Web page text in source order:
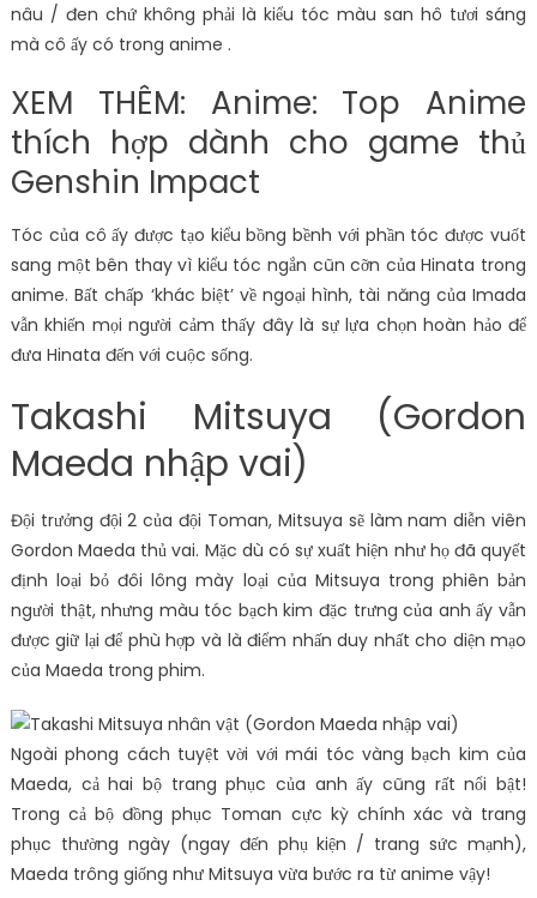
nâu / đen chứ không phải là kiểu tóc màu san hô tươi sáng
mà cô ấy có trong anime .
XEM THÊM: Anime: Top Anime
thích hợp dành cho game thủ
Genshin Impact
Tóc của cô ấy được tạo kiểu bồng bềnh với phần tóc được vuốt
sang một bên thay vì kiểu tóc ngắn cũn cỡn của Hinata trong
anime. Bất chấp ‘khác biệt’ về ngoại hình, tài năng của Imada
vẫn khiến mọi người cảm thấy đây là sự lựa chọn hoàn hảo để
đưa Hinata đến với cuộc sống.
Takashi Mitsuya (Gordon
Maeda nhập vai)
Đội trưởng đội 2 của đội Toman, Mitsuya sẽ làm nam diễn viên
Gordon Maeda thủ vai. Mặc dù có sự xuất hiện như họ đã quyết
định loại bỏ đôi lông mày loại của Mitsuya trong phiên bản
người thật, nhưng màu tóc bạch kim đặc trưng của anh ấy vẫn
được giữ lại để phù hợp và là điểm nhấn duy nhất cho diện mạo
của Maeda trong phim.
Ngoài phong cách tuyệt vời với mái tóc vàng bạch kim của
Maeda, cả hai bộ trang phục của anh ấy cũng rất nổi bật!
Trong cả bộ đồng phục Toman cực kỳ chính xác và trang
phục thường ngày (ngay đến phụ kiện / trang sức mạnh),
Maeda trông giống như Mitsuya vừa bước ra từ anime vậy!